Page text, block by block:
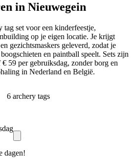
in Nieuwegein
tag set voor een kinderfeestje,
op je eigen locatie. Je krijgt
gezichtsmaskers geleverd, zodat je
en paintball speelt. Sets zijn
59 per gebruiksdag, zonder borg en
in Nederland en België.
6 archery tags
dagen!